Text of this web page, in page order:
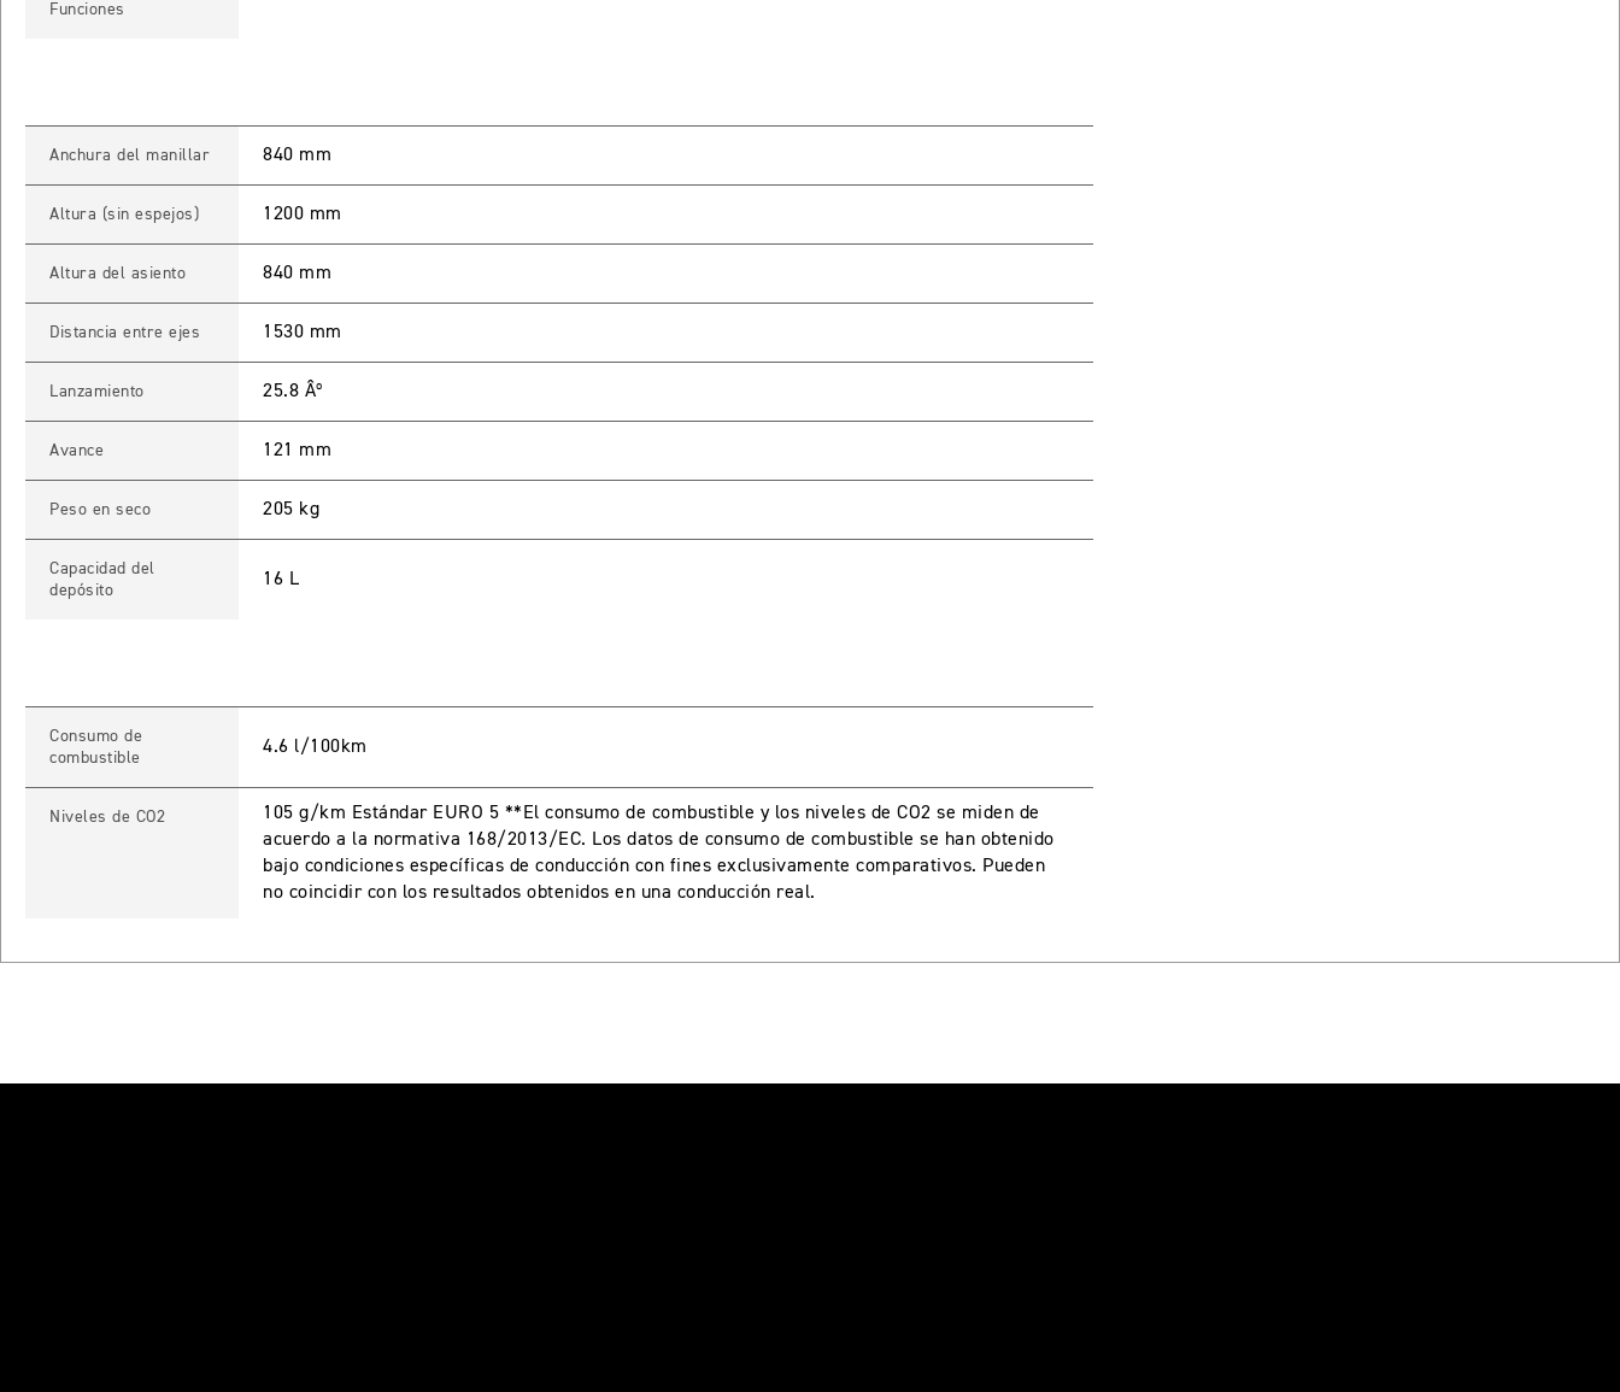
Funciones
Anchura del manillar 840 mm
Altura (sin espejos) 1200 mm
Altura del asiento 840 mm
Distancia entre ejes 1530 mm
Lanzamiento 25.8 Âº
Avance 121 mm
Peso en seco 205 kg
Capacidad del
depósito
16 L
Consumo de
combustible
4.6 l/100km
Niveles de CO2
105 g/km Estándar EURO 5 **El consumo de combustible y los niveles de CO2 se miden de
acuerdo a la normativa 168/2013/EC. Los datos de consumo de combustible se han obtenido
bajo condiciones específicas de conducción con fines exclusivamente comparativos. Pueden
no coincidir con los resultados obtenidos en una conducción real.